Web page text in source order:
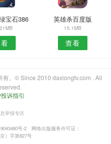
宝石386 英雄杀百度版
15.1MB
查看
。© Since 2010 daxiongtv.com . All
诉指引
举报专区
号-2
网络出版服务许可证：
）字第827号